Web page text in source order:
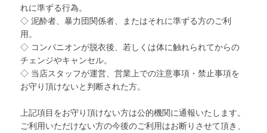
れに準ずる行為。
◇ 泥酔者、暴力団関係者、またはそれに準ずる方のご利
用。
◇ コンパニオンが脱衣後、若しくは体に触れられてからの
チェンジやキャンセル。
◇ 当店スタッフが運営、営業上での注意事項・禁止事項を
お守り頂けないと判断された方。
上記項目をお守り頂けない方は公的機関に通報いたします。
ご利用いただけない方の今後のご利用はお断りさせて頂き、